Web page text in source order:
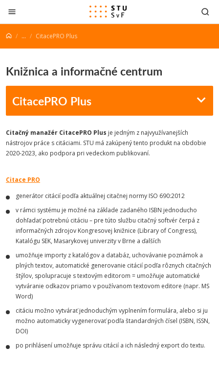
Prejsť na obsah
... CitacePRO Plus
Knižnica a informačné centrum
CitacePRO Plus
Citačný manažér CitacePRO Plus je jedným z najvyužívanejších
nástrojov práce s citáciami. STU má zakúpený tento produkt na obdobie
2020-2023, ako podpora pri vedeckom publikovaní.
Citace PRO
generátor citácií podľa aktuálnej citačnej normy ISO 690:2012
v rámci systému je možné na základe zadaného ISBN jednoducho
dohľadať potrebnú citáciu – pre túto službu citačný softvér čerpá z
informačných zdrojov Kongresovej knižnice (Library of Congress),
Katalógu SEK, Masarykovej univerzity v Brne a ďalších
umožňuje importy z katalógov a databáz, uchovávanie poznámok a
plných textov, automatické generovanie citácií podľa rôznych citačných
štýlov, spolupracuje s textovým editorom = umožňuje automatické
vytváranie odkazov priamo v používanom textovom editore (napr. MS
Word)
citáciu možno vytvárať jednoduchým vyplnením formulára, alebo si ju
možno automaticky vygenerovať podľa štandardných čísel (ISBN, ISSN,
DOI)
po prihlásení umožňuje správu citácií a ich následný export do textu.